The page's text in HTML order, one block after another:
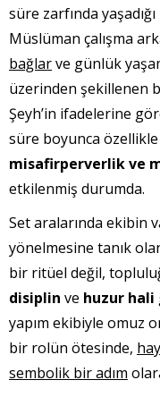
süre zarfında yaşadığı
Müslüman çalışma
bağlarve günlük
üzerinden şekillenen
Şeyh’in ifadelerine
süre boyunca özellikle
misafirperverlik ve
etkilenmiş durumda.
Set aralarında ekibin
yönelmesine tanık
bir ritüel değil,
disiplin ve huzur hali
yapım ekibiyle omuz
bir rolün ötesinde,
sembolik bir adım